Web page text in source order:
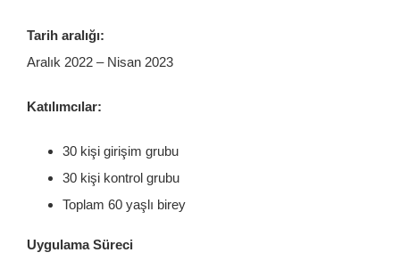
Tarih aralığı:
Aralık 2022 – Nisan 2023
Katılımcılar:
30 kişi girişim grubu
30 kişi kontrol grubu
Toplam 60 yaşlı birey
Uygulama Süreci